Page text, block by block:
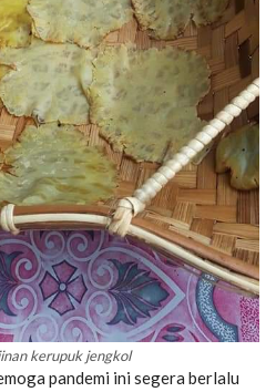
kerupuk jengkol
pandemi ini segera berlalu